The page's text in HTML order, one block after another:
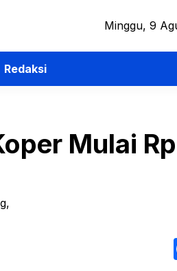
Minggu, 9
Redaksi
Mulai